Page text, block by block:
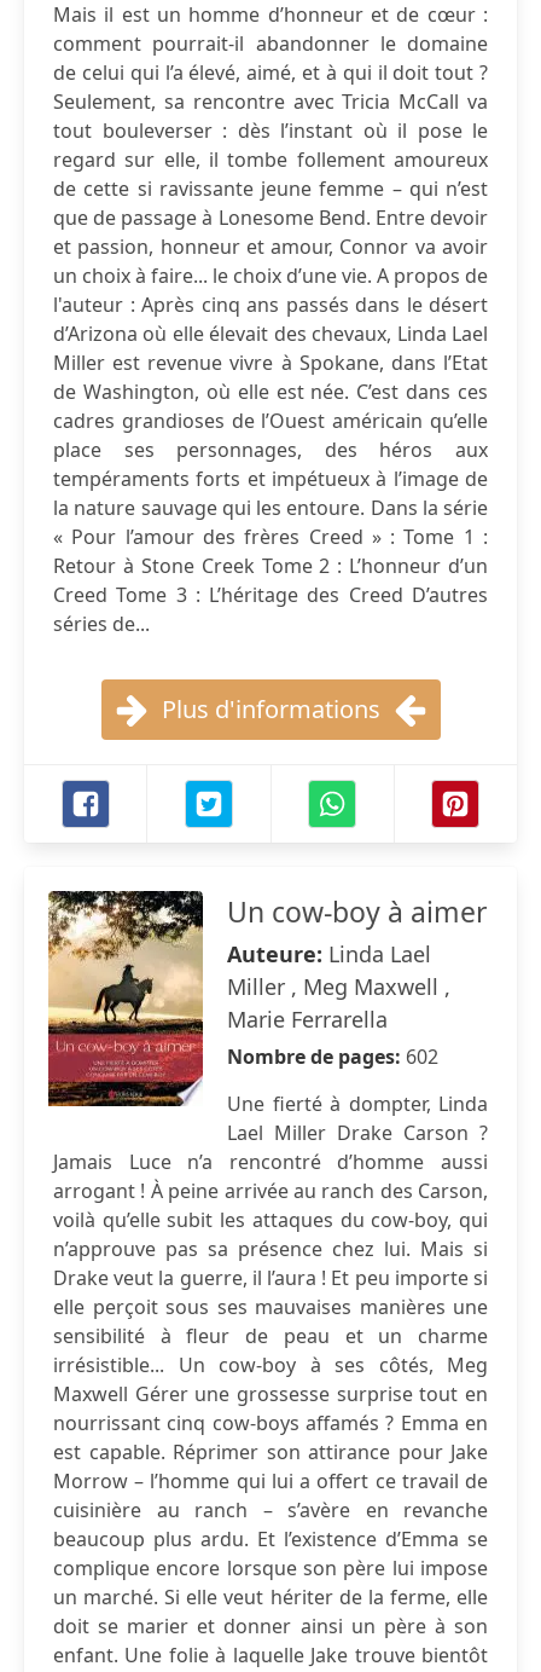
Mais il est un homme d’honneur et de cœur :
comment pourrait-il abandonner le domaine
de celui qui l’a élevé, aimé, et à qui il doit tout ?
Seulement, sa rencontre avec Tricia McCall va
tout bouleverser : dès l’instant où il pose le
regard sur elle, il tombe follement amoureux
de cette si ravissante jeune femme – qui n’est
que de passage à Lonesome Bend. Entre devoir
et passion, honneur et amour, Connor va avoir
un choix à faire... le choix d’une vie. A propos de
l'auteur : Après cinq ans passés dans le désert
d’Arizona où elle élevait des chevaux, Linda Lael
Miller est revenue vivre à Spokane, dans l’Etat
de Washington, où elle est née. C’est dans ces
cadres grandioses de l’Ouest américain qu’elle
place ses personnages, des héros aux
tempéraments forts et impétueux à l’image de
la nature sauvage qui les entoure. Dans la série
« Pour l’amour des frères Creed » : Tome 1 :
Retour à Stone Creek Tome 2 : L’honneur d’un
Creed Tome 3 : L’héritage des Creed D’autres
séries de...
Plus d'informations
Un cow-boy à aimer
Auteure: Linda Lael
Miller , Meg Maxwell ,
Marie Ferrarella
Nombre de pages: 602
Une fierté à dompter, Linda
Lael Miller Drake Carson ?
Jamais Luce n’a rencontré d’homme aussi
arrogant ! À peine arrivée au ranch des Carson,
voilà qu’elle subit les attaques du cow-boy, qui
n’approuve pas sa présence chez lui. Mais si
Drake veut la guerre, il l’aura ! Et peu importe si
elle perçoit sous ses mauvaises manières une
sensibilité à fleur de peau et un charme
irrésistible... Un cow-boy à ses côtés, Meg
Maxwell Gérer une grossesse surprise tout en
nourrissant cinq cow-boys affamés ? Emma en
est capable. Réprimer son attirance pour Jake
Morrow – l’homme qui lui a offert ce travail de
cuisinière au ranch – s’avère en revanche
beaucoup plus ardu. Et l’existence d’Emma se
complique encore lorsque son père lui impose
un marché. Si elle veut hériter de la ferme, elle
doit se marier et donner ainsi un père à son
enfant. Une folie à laquelle Jake trouve bientôt